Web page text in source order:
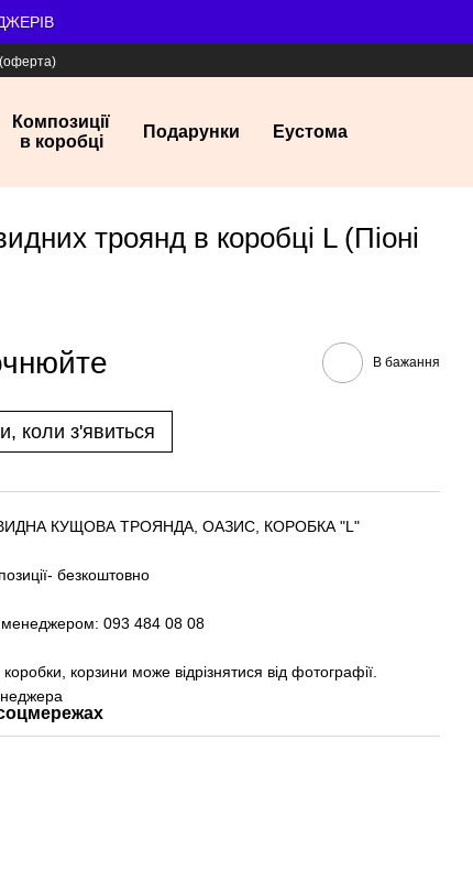
(оферта)
Композиції
в коробці
Подарунки Еустома
троянд в коробці L (Піоні
В бажання
коли з'явиться
КУЩОВА ТРОЯНДА, ОАЗИС, КОРОБКА "L"
безкоштовно
093 484 08 08
коробки, корзини може відрізнятися від фотографії.